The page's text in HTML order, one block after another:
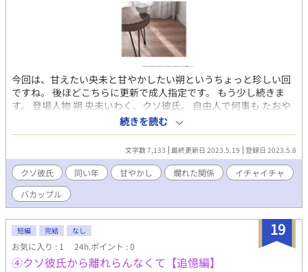
今回は、甘えたい央未と甘やかしたい朔というちょっと珍しい回
ですね。 後ほどこちらに更新で成人指定です。 もう少し続きま
す。 登場人物 朔 央未いわく、クソ彼氏。 自由人で何事も たおや
かに受け流してしまう。 風のような青年。 自分の心には、少しう
とい。 とりあえず央未の顔は無条件に好き。 央未 朔の一番大切な
人。 実は小学生くらいからの知り合いだったりする。 しらずしら
ず、彼氏を 束縛しちゃう系。 元は、人当たりがいい好青年。
続きを読む
文字数 7,133 最終更新日 2023.5.19 登録日 2023.5.8
クソ彼氏 同い年 甘やかし 爛れた関係
イチャイチャ
バカップル
19
短編 完結 なし
お気に入り : 1 24h.ポイント : 0
④クソ彼氏から離れらんなくて【追憶編】